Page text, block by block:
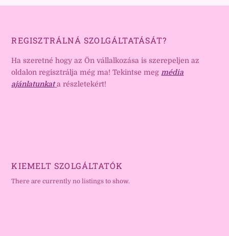
REGISZTRÁLNÁ SZOLGÁLTATÁSÁT?
Ha szeretné hogy az Ön vállalkozása is szerepeljen az
oldalon regisztrálja még ma! Tekintse meg média
ajánlatunkat a részletekért!
KIEMELT SZOLGÁLTATÓK
There are currently no listings to show.